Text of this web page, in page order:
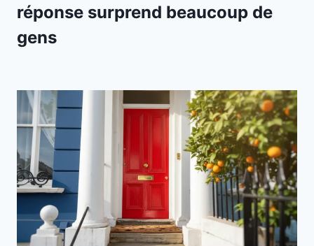
réponse surprend beaucoup de
gens